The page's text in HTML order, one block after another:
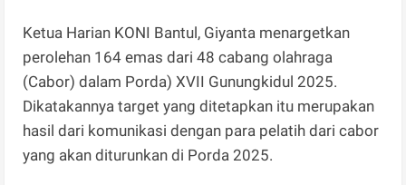
Ketua Harian KONI Bantul, Giyanta menargetkan
perolehan 164 emas dari 48 cabang olahraga
(Cabor) dalam Porda) XVII Gunungkidul 2025.
Dikatakannya target yang ditetapkan itu merupakan
hasil dari komunikasi dengan para pelatih dari cabor
yang akan diturunkan di Porda 2025.